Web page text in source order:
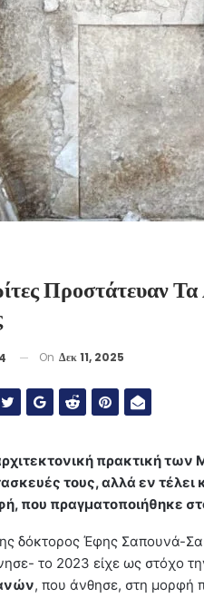
Προστάτευαν Τα
On Δεκ 11, 2025
πρακτική των
τους, αλλά εν
που πραγματοποιήθηκε
δόκτορος Έφης Σαπουνά-
το 2023 είχε ως στόχο
, που άνθησε, στη μορφή